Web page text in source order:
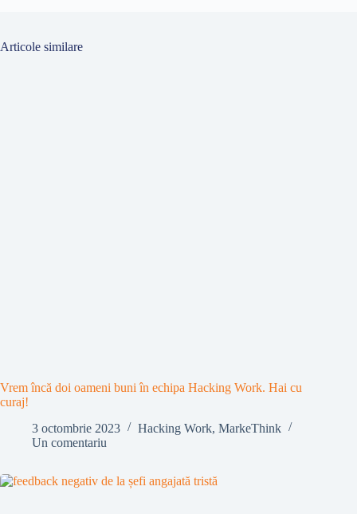
Articole similare
Vrem încă doi oameni buni în echipa Hacking Work. Hai cu
curaj!
3 octombrie 2023
Hacking Work, MarkeThink
Un comentariu